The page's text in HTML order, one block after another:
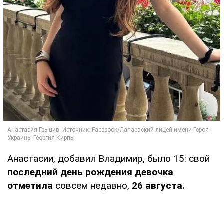
Анастасии, добавил Владимир, было 15: свой
последний день рождения девочка
отметила совсем недавно, 26 августа.